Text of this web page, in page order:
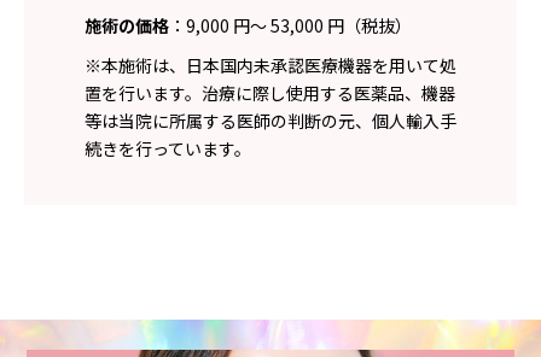
施術の価格 ：9,000 円～ 53,000 円（税抜）
※本施術は、日本国内未承認医療機器を用いて処
置を行います。治療に際し使用する医薬品、機器
等は当院に所属する医師の判断の元、個人輸入手
続きを行っています。